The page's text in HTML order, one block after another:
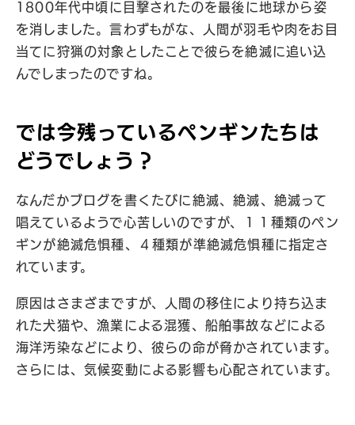
1800年代中頃に目撃されたのを最後に地球から姿
を消しました。言わずもがな、人間が羽毛や肉をお目
当てに狩猟の対象としたことで彼らを絶滅に追い込
んでしまったのですね。
では今残っているペンギンたちは
どうでしょう？
なんだかブログを書くたびに絶滅、絶滅、絶滅って
唱えているようで心苦しいのですが、１１種類のペン
ギンが絶滅危惧種、４種類が準絶滅危惧種に指定さ
れています。
原因はさまざまですが、人間の移住により持ち込ま
れた犬猫や、漁業による混獲、船舶事故などによる
海洋汚染などにより、彼らの命が脅かされています。
さらには、気候変動による影響も心配されています。